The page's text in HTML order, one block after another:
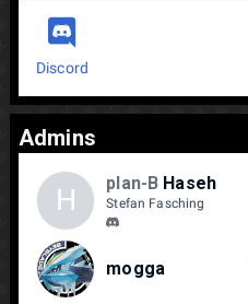
Discord
Admins
H plan-B Haseh
Stefan Fasching
mogga